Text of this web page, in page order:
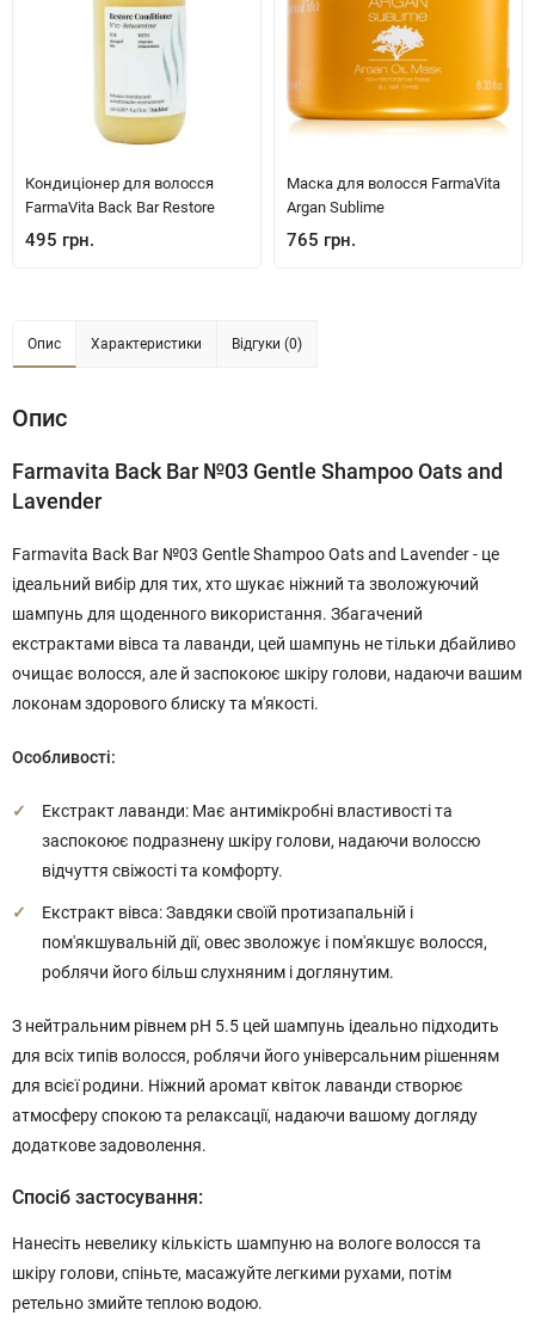
Кондиціонер для волосся
FarmaVita Back Bar Restore
495 грн.
Маска для волосся FarmaVita
Argan Sublime
765 грн.
Опис Характеристики Відгуки (0)
Опис
Farmavita Back Bar №03 Gentle Shampoo Oats and
Lavender
Farmavita Back Bar №03 Gentle Shampoo Oats and Lavender - це
ідеальний вибір для тих, хто шукає ніжний та зволожуючий
шампунь для щоденного використання. Збагачений
екстрактами вівса та лаванди, цей шампунь не тільки дбайливо
очищає волосся, але й заспокоює шкіру голови, надаючи вашим
локонам здорового блиску та м'якості.
Особливості:
Екстракт лаванди: Має антимікробні властивості та
заспокоює подразнену шкіру голови, надаючи волоссю
відчуття свіжості та комфорту.
Екстракт вівса: Завдяки своїй протизапальній і
пом'якшувальній дії, овес зволожує і пом'якшує волосся,
роблячи його більш слухняним і доглянутим.
З нейтральним рівнем pH 5.5 цей шампунь ідеально підходить
для всіх типів волосся, роблячи його універсальним рішенням
для всієї родини. Ніжний аромат квіток лаванди створює
атмосферу спокою та релаксації, надаючи вашому догляду
додаткове задоволення.
Спосіб застосування:
Нанесіть невелику кількість шампуню на вологе волосся та
шкіру голови, спіньте, масажуйте легкими рухами, потім
ретельно змийте теплою водою.